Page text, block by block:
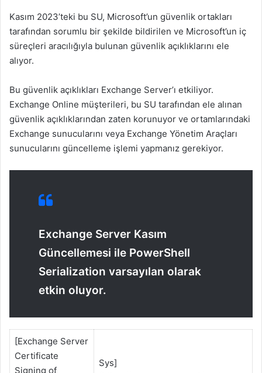
Kasım 2023’teki bu SU, Microsoft’un güvenlik ortakları
tarafından sorumlu bir şekilde bildirilen ve Microsoft’un iç
süreçleri aracılığıyla bulunan güvenlik açıklıklarını ele
alıyor.
Bu güvenlik açıklıkları Exchange Server’ı etkiliyor.
Exchange Online müşterileri, bu SU tarafından ele alınan
güvenlik açıklıklarından zaten korunuyor ve ortamlarındaki
Exchange sunucularını veya Exchange Yönetim Araçları
sunucularını güncelleme işlemi yapmanız gerekiyor.
Exchange Server Kasım
Güncellemesi ile PowerShell
Serialization varsayılan olarak
etkin oluyor.
[Exchange Server
Certificate
Signing of
Sys]